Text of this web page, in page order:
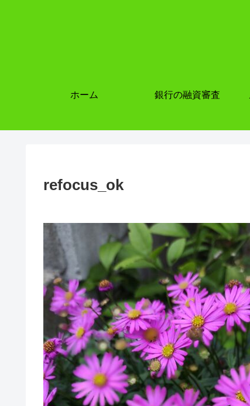
ホーム 銀行の融資審査
refocus_ok